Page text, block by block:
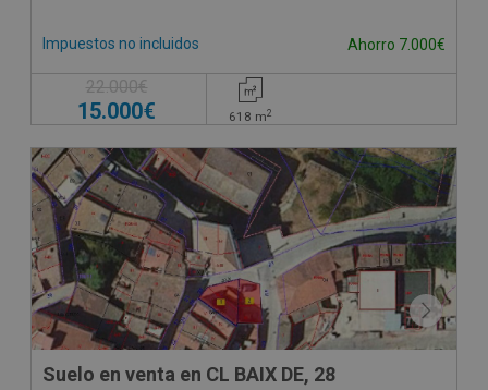
Impuestos no incluidos Ahorro 7.000€
22.000€
15.000€ 618 m2
Suelo en venta en CL BAIX DE, 28